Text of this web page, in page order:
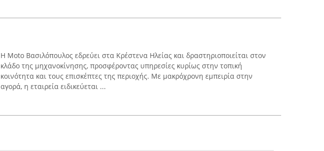
Η Moto Βασιλόπουλος εδρεύει στα Κρέστενα Ηλείας και δραστηριοποιείται στον
κλάδο της μηχανοκίνησης, προσφέροντας υπηρεσίες κυρίως στην τοπική
κοινότητα και τους επισκέπτες της περιοχής. Με μακρόχρονη εμπειρία στην
αγορά, η εταιρεία ειδικεύεται ...